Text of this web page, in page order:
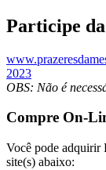
Participe
2023
OBS: Não é
Compre On-
Você pode adquirir
site(s) abaixo: